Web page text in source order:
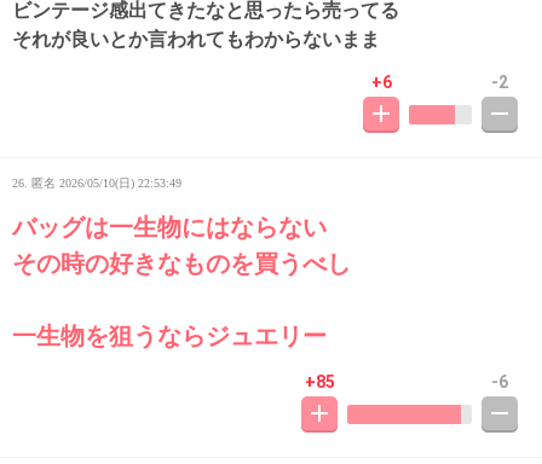
ビンテージ感出てきたなと思ったら売ってる
それが良いとか言われてもわからないまま
+6 -2
26. 匿名 2026/05/10(日) 22:53:49
バッグは一生物にはならない
その時の好きなものを買うべし
一生物を狙うならジュエリー
+85 -6